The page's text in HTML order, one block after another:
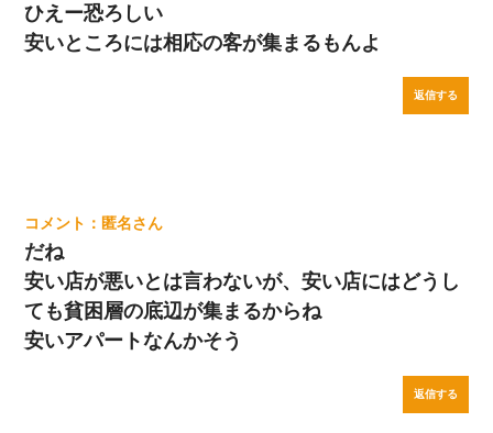
ひえー恐ろしい
安いところには相応の客が集まるもんよ
返信する
匿名
だね
安い店が悪いとは言わないが、安い店にはどうし
ても貧困層の底辺が集まるからね
安いアパートなんかそう
返信する